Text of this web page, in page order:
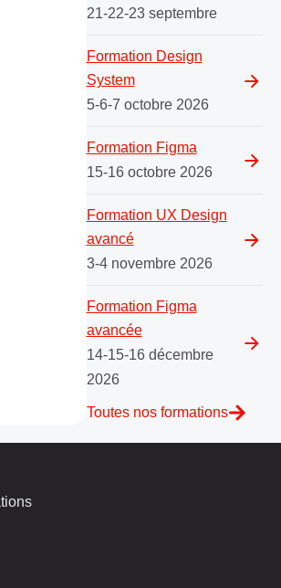
21-22-23 septembre
Formation Design
System
5-6-7 octobre 2026
Formation Figma
15-16 octobre 2026
Formation UX Design
avancé
3-4 novembre 2026
Formation Figma
avancée
14-15-16 décembre
2026
Toutes nos formations